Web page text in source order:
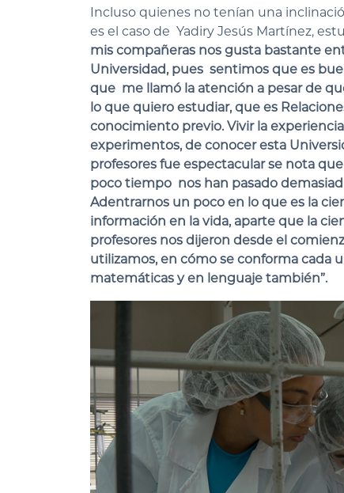
Incluso quienes no tenían una
es el caso de Yadiry Jesús Martínez,
mis compañeras nos gusta bastante
Universidad, pues sentimos que es
que me llamó la atención a pesar de
lo que quiero estudiar, que es
conocimiento previo. Vivir la
experimentos, de conocer esta
profesores fue espectacular se nota
poco tiempo nos han pasado
Adentrarnos un poco en lo que es la
información en la vida, aparte que la
profesores nos dijeron desde el
utilizamos, en cómo se conforma cada
matemáticas y en lenguaje también”.